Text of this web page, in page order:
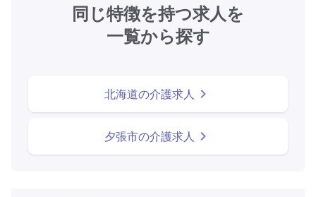
同じ特徴を持つ求人を
一覧から探す
北海道の介護求人
夕張市の介護求人